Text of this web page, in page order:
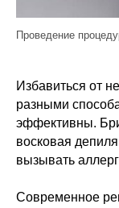
Проведение
Избавиться от
разными
эффективны.
восковая
вызывать
Современное